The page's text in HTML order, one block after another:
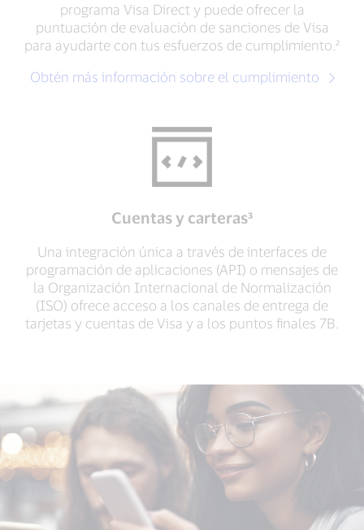
programa Visa Direct y puede ofrecer la
puntuación de evaluación de sanciones de Visa
para ayudarte con tus esfuerzos de cumplimiento.²
Obtén más información sobre el cumplimiento
Cuentas y carteras³
Una integración única a través de interfaces de
programación de aplicaciones (API) o mensajes de
la Organización Internacional de Normalización
(ISO) ofrece acceso a los canales de entrega de
tarjetas y cuentas de Visa y a los puntos finales 7B.